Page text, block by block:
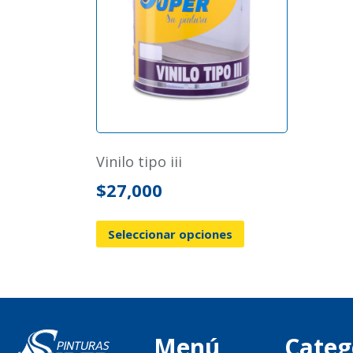
vinilo tipo iii
$27,000
Seleccionar opciones